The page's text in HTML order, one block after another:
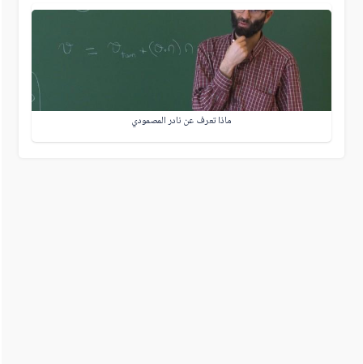
ماذا تعرف عن نادر المصمودي